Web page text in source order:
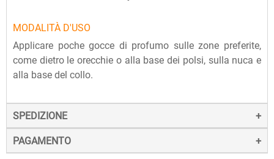
MODALITÀ D'USO
Applicare poche gocce di profumo sulle zone preferite,
come dietro le orecchie o alla base dei polsi, sulla nuca e
alla base del collo.
SPEDIZIONE
La spedizione dei prodotti avviene entro 24 ore dall'ordine
(sabato e festivi esclusi), tramite corriere SDA.
PAGAMENTO